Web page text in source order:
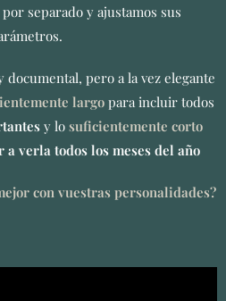
separado y ajustamos sus
pero a la vez elegante
largopara incluir todos
y lo suficientemente corto
verla todos los meses del año
con vuestras personalidades?